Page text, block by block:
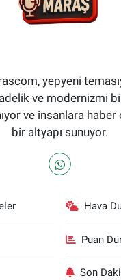
yepyeni
ve modernizmi
ve insanlara
bir altyapı sunuyor.
Hava
Puan
Son